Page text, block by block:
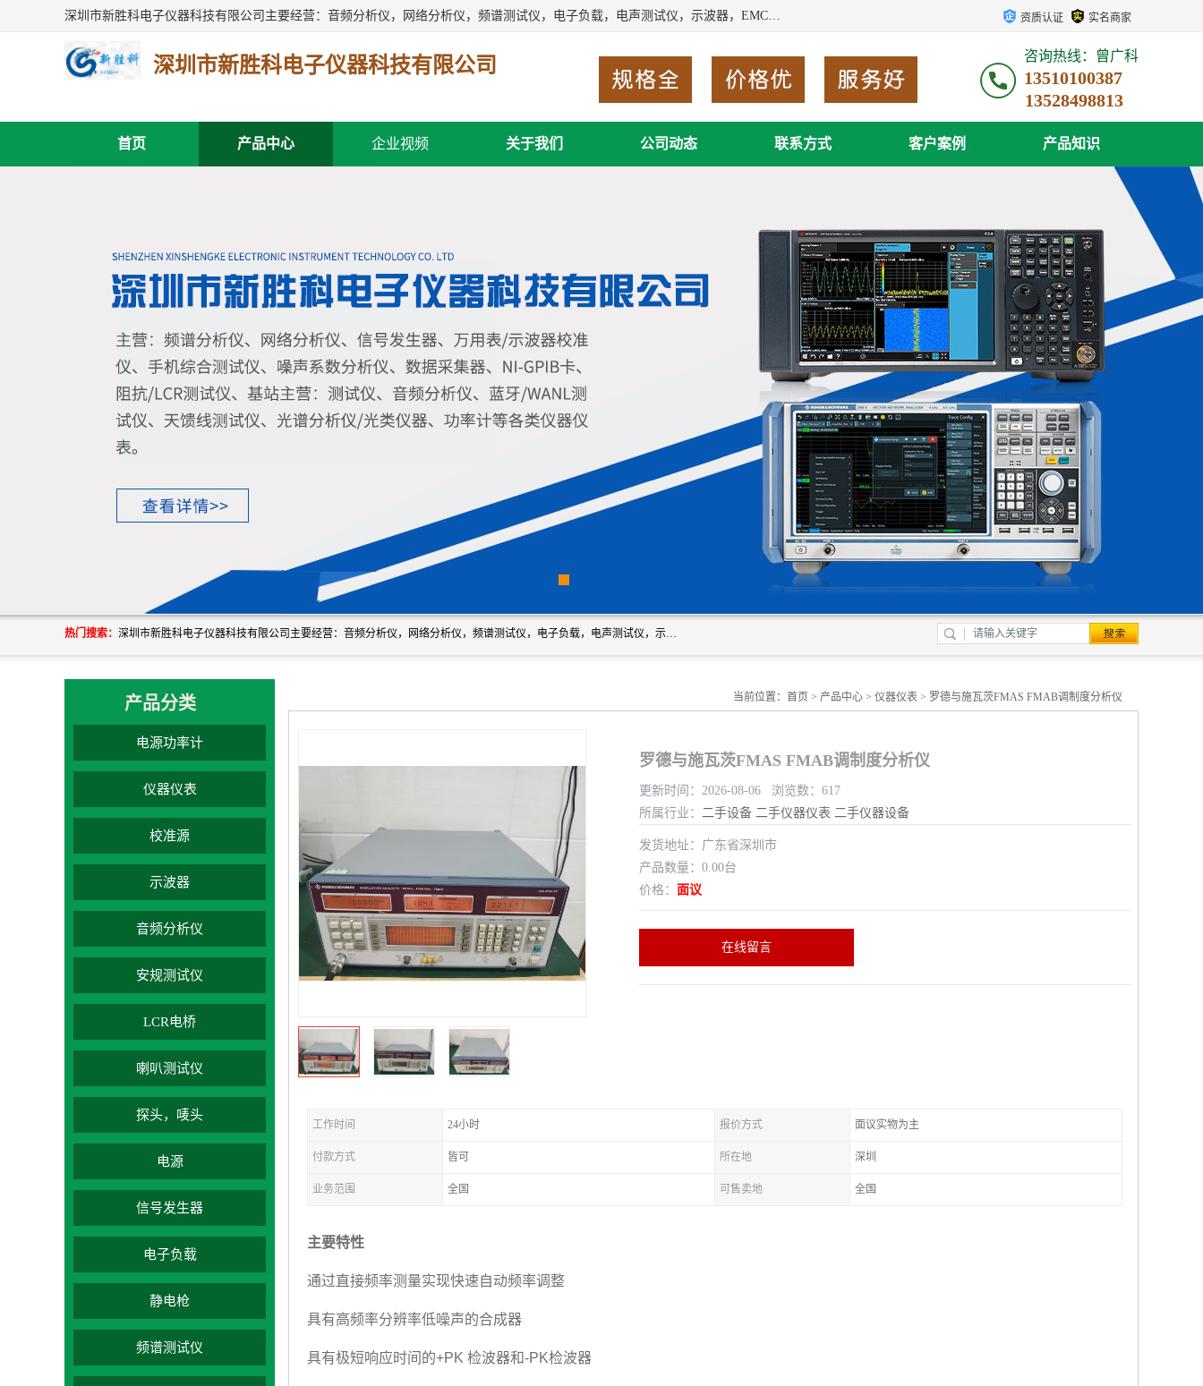
深圳市新胜科电子仪器科技有限公司主要经营：音频分析仪，网络分析仪，频谱测试仪，电子负载，电声测试仪，示波器，EMC电磁兼容测，调制分析仪，LCR测量仪，数字电桥，三相标准源，音频扫频仪，时钟检测仪，信号发生器，电子表，万用表，功率计，喇叭测试仪，综合测试仪等；深圳市新胜科电子仪器科技有限公司希望能与您成为合作伙伴 资质认证 实名商家
深圳市新胜科电子仪器科技有限公司 咨询热线：曾广科
13510100387
首页 产品中心 企业视频 关于我们 公司动态 联系方式 客户案例 产品知识
热门搜索： 深圳市新胜科电子仪器科技有限公司主要经营：音频分析仪，网络分析仪，频谱测试仪，电子负载，电声测试仪，示波器，EMC电磁兼容测，调制分析仪，LCR测量仪，数字电桥，三相标准源，音频扫频仪，时钟检测仪，信号发生器，电子表，万用表，功率计，喇叭测试仪，综合测试仪等；深圳市新胜科电子仪器科技有限公司希望能与您成为合作伙伴
产品分类
电源功率计
仪器仪表
校准源
示波器
音频分析仪
安规测试仪
LCR电桥
喇叭测试仪
探头，唛头
电源
信号发生器
电子负载
静电枪
频谱测试仪
当前位置： 首页 > 产品中心 > 仪器仪表 > 罗德与施瓦茨FMAS FMAB调制度分析仪
罗德与施瓦茨FMAS FMAB调制度分析仪
更新时间：2026-08-06 浏览数：617
所属行业： 二手设备 二手仪器仪表 二手仪器设备
发货地址：广东省深圳市
产品数量：0.00台
价格： 面议
在线留言
工作时间 24小时 报价方式 面议实物为主
付款方式 皆可 所在地 深圳
业务范围 全国 可售卖地 全国
主要特性
通过直接频率测量实现快速自动频率调整
具有高频率分辨率低噪声的合成器
具有极短响应时间的+PK 检波器和-PK检波器